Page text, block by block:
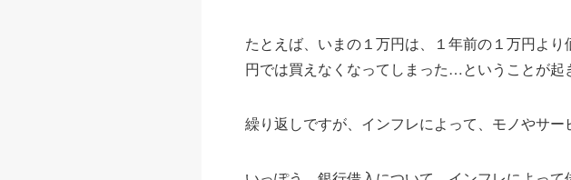
たとえば、いまの１万円は、１年前の１万円よ
円では買えなくなってしまった…ということが起
繰り返しですが、インフレによって、モノやサー